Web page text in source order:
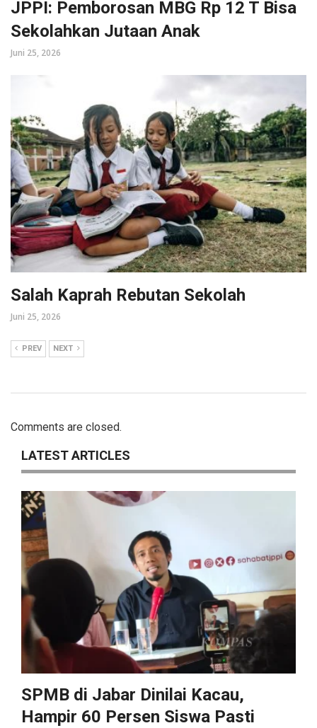
JPPI: Pemborosan MBG Rp 12 T Bisa
Sekolahkan Jutaan Anak
Juni 25, 2026
Salah Kaprah Rebutan Sekolah
Juni 25, 2026
PREV NEXT
Comments are closed.
LATEST ARTICLES
SPMB di Jabar Dinilai Kacau,
Hampir 60 Persen Siswa Pasti